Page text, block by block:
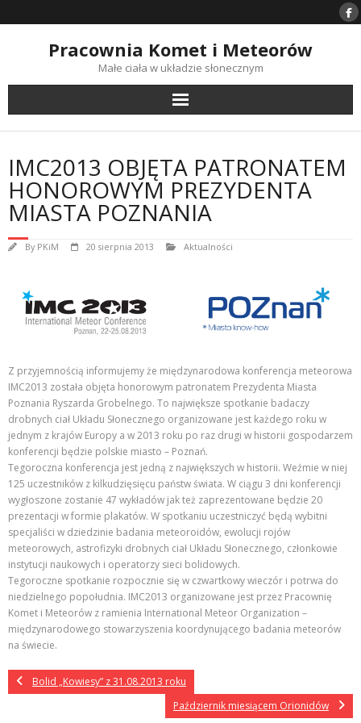
to
Pracownia Komet i Meteorów
Małe ciała w układzie słonecznym
IMC2013 OBJĘTA PATRONATEM
HONOROWYM PREZYDENTA
MIASTA POZNANIA
By PKiM 20 sierpnia 2013 Aktualności
Z przyjemnością informujemy że międzynarodowa konferencja meteorowa
IMC2013 została objęta honorowym patronatem Prezydenta Miasta
Poznania Ryszarda Grobelnego. To największe spotkanie badaczy
drobnych ciał Układu Słonecznego organizowane jest każdego roku w
jednym z krajów Europy a w 2013 roku po raz drugi w historii gospodarzem
konferencji będzie polskie miasto – Poznań.
Tegoroczna konferencja jest jedną z największych w historii. Weźmie w niej
125 uczestników z kilkudzięsięcu państw świata. W ciągu 3 dni konferencji
wygłoszone zostanie 47 wykładów jak też zaprezentowane będzie 20
prezentacji w formie plakatów. W spotkaniu uczestniczyć będą wybitni
specjaliści w dziedzinie badania meteoroidów, ewolucji rojów
meteorowych, astrofizyki drobnych ciał Układu Słonecznego, członkowie
instytucji naukowych i operatorzy sieci bolidowych.
Tegoroczne spotkanie rozpocznie się w czwartkowy wieczór i potrwa do
niedzielnego popołudnia. IMC2013 organizowane jest przez Pracownię
Komet i Meteorów z ramienia International Meteor Organization –
międzynarodowego stowarzyszenia koordynującego badania meteorów
na świecie.
Bolid „Kowiesy” z 31.08.2013 roku
Październik miesiącem Orionidów